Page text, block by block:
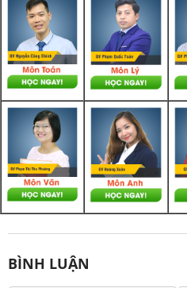
BÌNH LUẬN